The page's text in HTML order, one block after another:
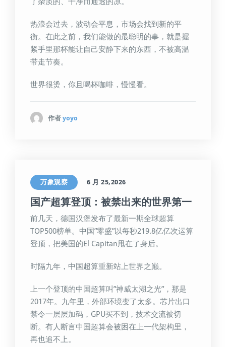
热浪会过去，波动会平息，市场会找到新的平
衡。在此之前，我们能做的最聪明的事，就是握
紧手里那杯能让自己安静下来的东西，不被高温
带走节奏。
世界很烫，你且喝杯咖啡，慢慢看。
作者 yoyo
万象观察 6 月 25,2026
国产超算登顶：被禁出来的世界第一
前几天，德国汉堡发布了最新一期全球超算
TOP500榜单。中国”零盛”以每秒219.8亿亿次运算
登顶，把美国的El Capitan甩在了身后。
时隔九年，中国超算重新站上世界之巅。
上一个登顶的中国超算叫”神威太湖之光”，那是
2017年。九年里，外部环境变了太多。芯片出口
禁令一层层加码，GPU买不到，技术交流被切
断。有人断言中国超算会被困在上一代架构里，
再也追不上。